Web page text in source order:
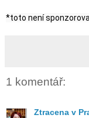
*toto není
1 komentář:
Ztracena v